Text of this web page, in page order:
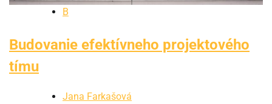
B
Budovanie efektívneho projektového
tímu
Jana Farkašová